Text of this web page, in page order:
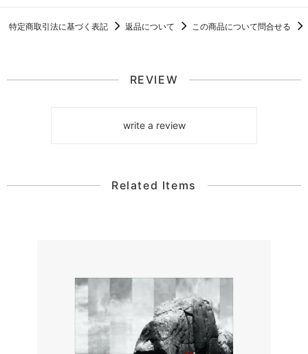
特定商取引法に基づく表記 返品について この商品について問合せる
REVIEW
write a review
Related Items